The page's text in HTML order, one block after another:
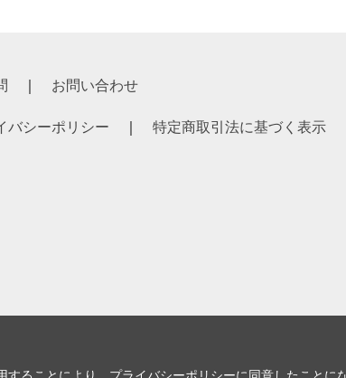
お問い合わせ
バシーポリシー 特定商取引法に基づく表示